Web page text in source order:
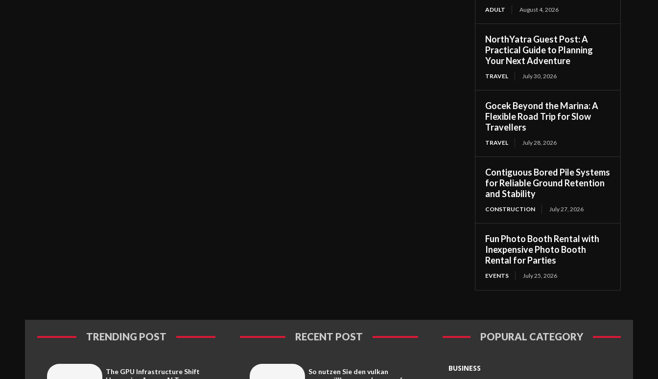
ADULT August 4, 2026
NorthYatra Guest Post: A
Practical Guide to Planning
Your Next Adventure
TRAVEL July 30, 2026
Gocek Beyond the Marina: A
Flexible Road Trip for Slow
Travellers
TRAVEL July 28, 2026
Contiguous Bored Pile Systems
for Reliable Ground Retention
and Stability
CONSTRUCTION July 27, 2026
Fun Photo Booth Rental with
Inexpensive Photo Booth
Rental for Parties
EVENTS July 25, 2026
TRENDING POST
The GPU Infrastructure Shift
RECENT POST
So nutzen Sie den vulkan
POPURAL CATEGORY
BUSINESS